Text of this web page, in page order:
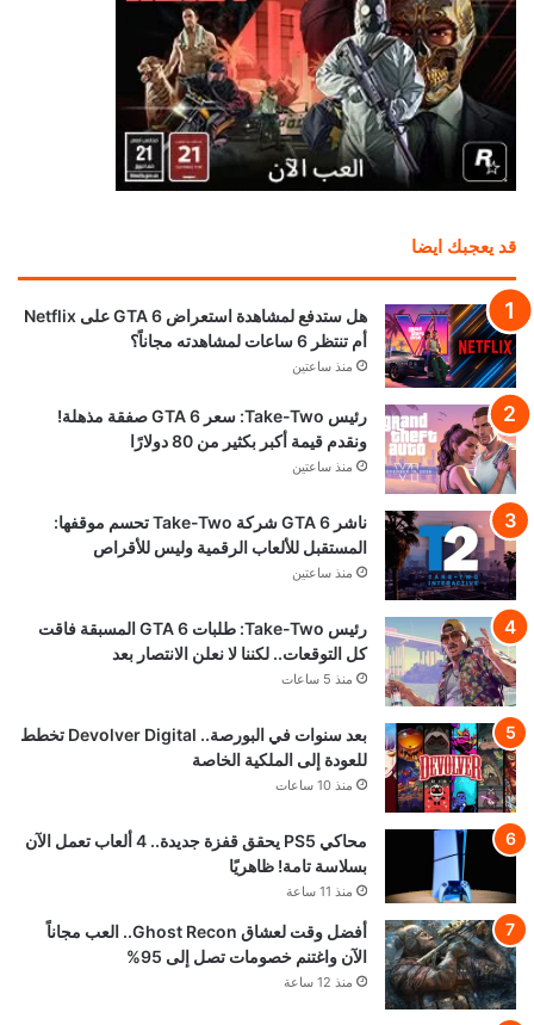
قد يعجبك ايضا
هل ستدفع لمشاهدة استعراض GTA 6 على Netflix
أم تنتظر 6 ساعات لمشاهدته مجاناً؟
منذ ساعتين
رئيس Take-Two: سعر GTA 6 صفقة مذهلة!
ونقدم قيمة أكبر بكثير من 80 دولارًا
منذ ساعتين
ناشر GTA 6 شركة Take-Two تحسم موقفها:
المستقبل للألعاب الرقمية وليس للأقراص
منذ ساعتين
رئيس Take-Two: طلبات GTA 6 المسبقة فاقت
كل التوقعات.. لكننا لا نعلن الانتصار بعد
منذ 5 ساعات
بعد سنوات في البورصة.. Devolver Digital تخطط
للعودة إلى الملكية الخاصة
منذ 10 ساعات
محاكي PS5 يحقق قفزة جديدة.. 4 ألعاب تعمل الآن
بسلاسة تامة! ظاهريًا
منذ 11 ساعة
أفضل وقت لعشاق Ghost Recon.. العب مجاناً
الآن واغتنم خصومات تصل إلى 95%
منذ 12 ساعة